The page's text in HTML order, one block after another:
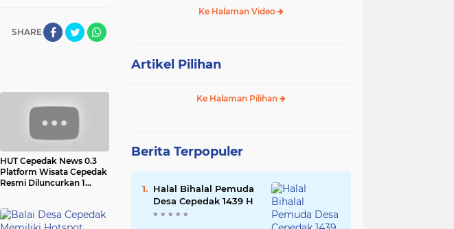
SHARE
HUT Cepedak News 0.3
Platform Wisata Cepedak
Resmi Diluncurkan 1
Ke Halaman Video
Artikel Pilihan
Ke Halaman Pilihan
Berita Terpopuler
Halal Bihalal Pemuda
Desa Cepedak 1439 H